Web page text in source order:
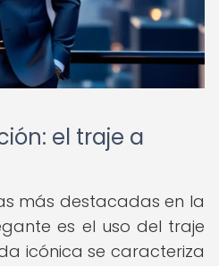
el traje a
más destacadas en la
es el uso del traje
icónica se caracteriza